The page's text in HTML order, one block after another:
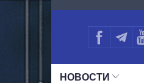
НОВОСТИ